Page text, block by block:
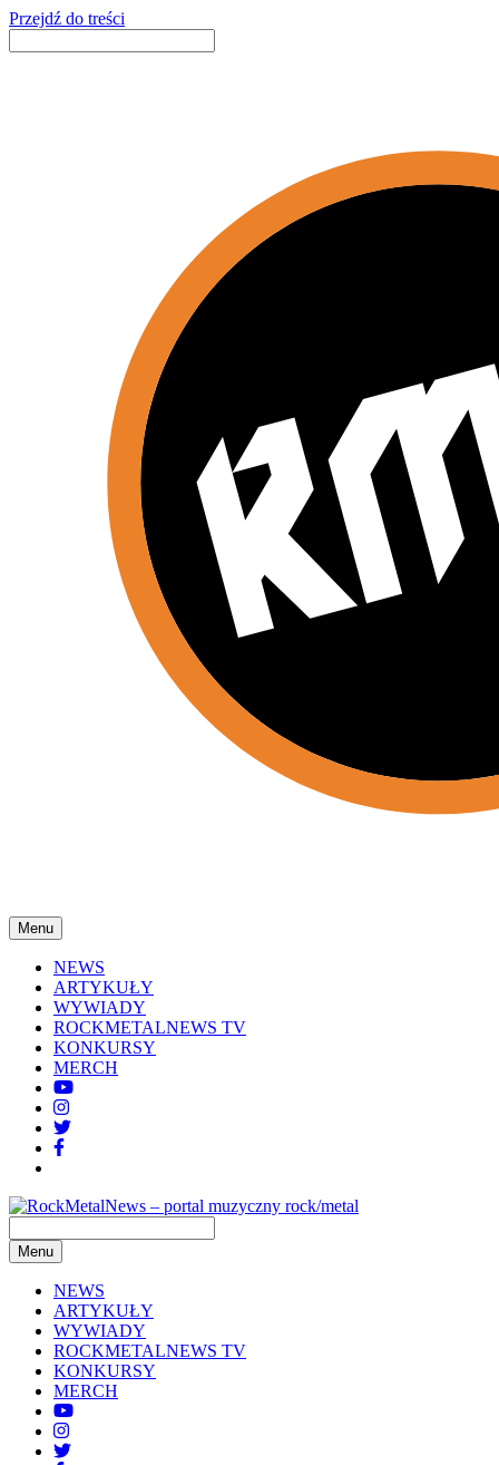
Przejdź do treści
Menu
NEWS
ARTYKUŁY
WYWIADY
ROCKMETALNEWS TV
KONKURSY
MERCH
Menu
NEWS
ARTYKUŁY
WYWIADY
ROCKMETALNEWS TV
KONKURSY
MERCH